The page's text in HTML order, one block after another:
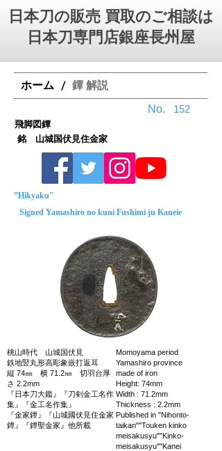
日本刀の販売 買取のご相談は
日本刀専門店銀座⻑州屋
ホーム / 鐔 解説
No.
銘 山城国伏見住金家
”Hikyaku"
Signed Yamashiro no kuni Fushimi ju Kaneie
桃山時代 山城国伏見
鉄地竪丸形高彫象嵌打返耳
縦 74㎜ 横 71.2㎜ 切羽台厚
さ 2.2mm
『日本刀大鑑』『刀剣金工名作
集』『金工名作集』
『金家鐔』『山城國伏見住金家
鐔』『鐔聖金家』他所載
Momoyama period
Yamashiro province
made of iron
Height: 74mm
Width : 71.2mm
Thickness : 2.2mm
Published in "Nihonto-
taikan""Touken kinko
meisakusyu""Kinko-
meisakusyu""Kanei
飛脚図鐔
152